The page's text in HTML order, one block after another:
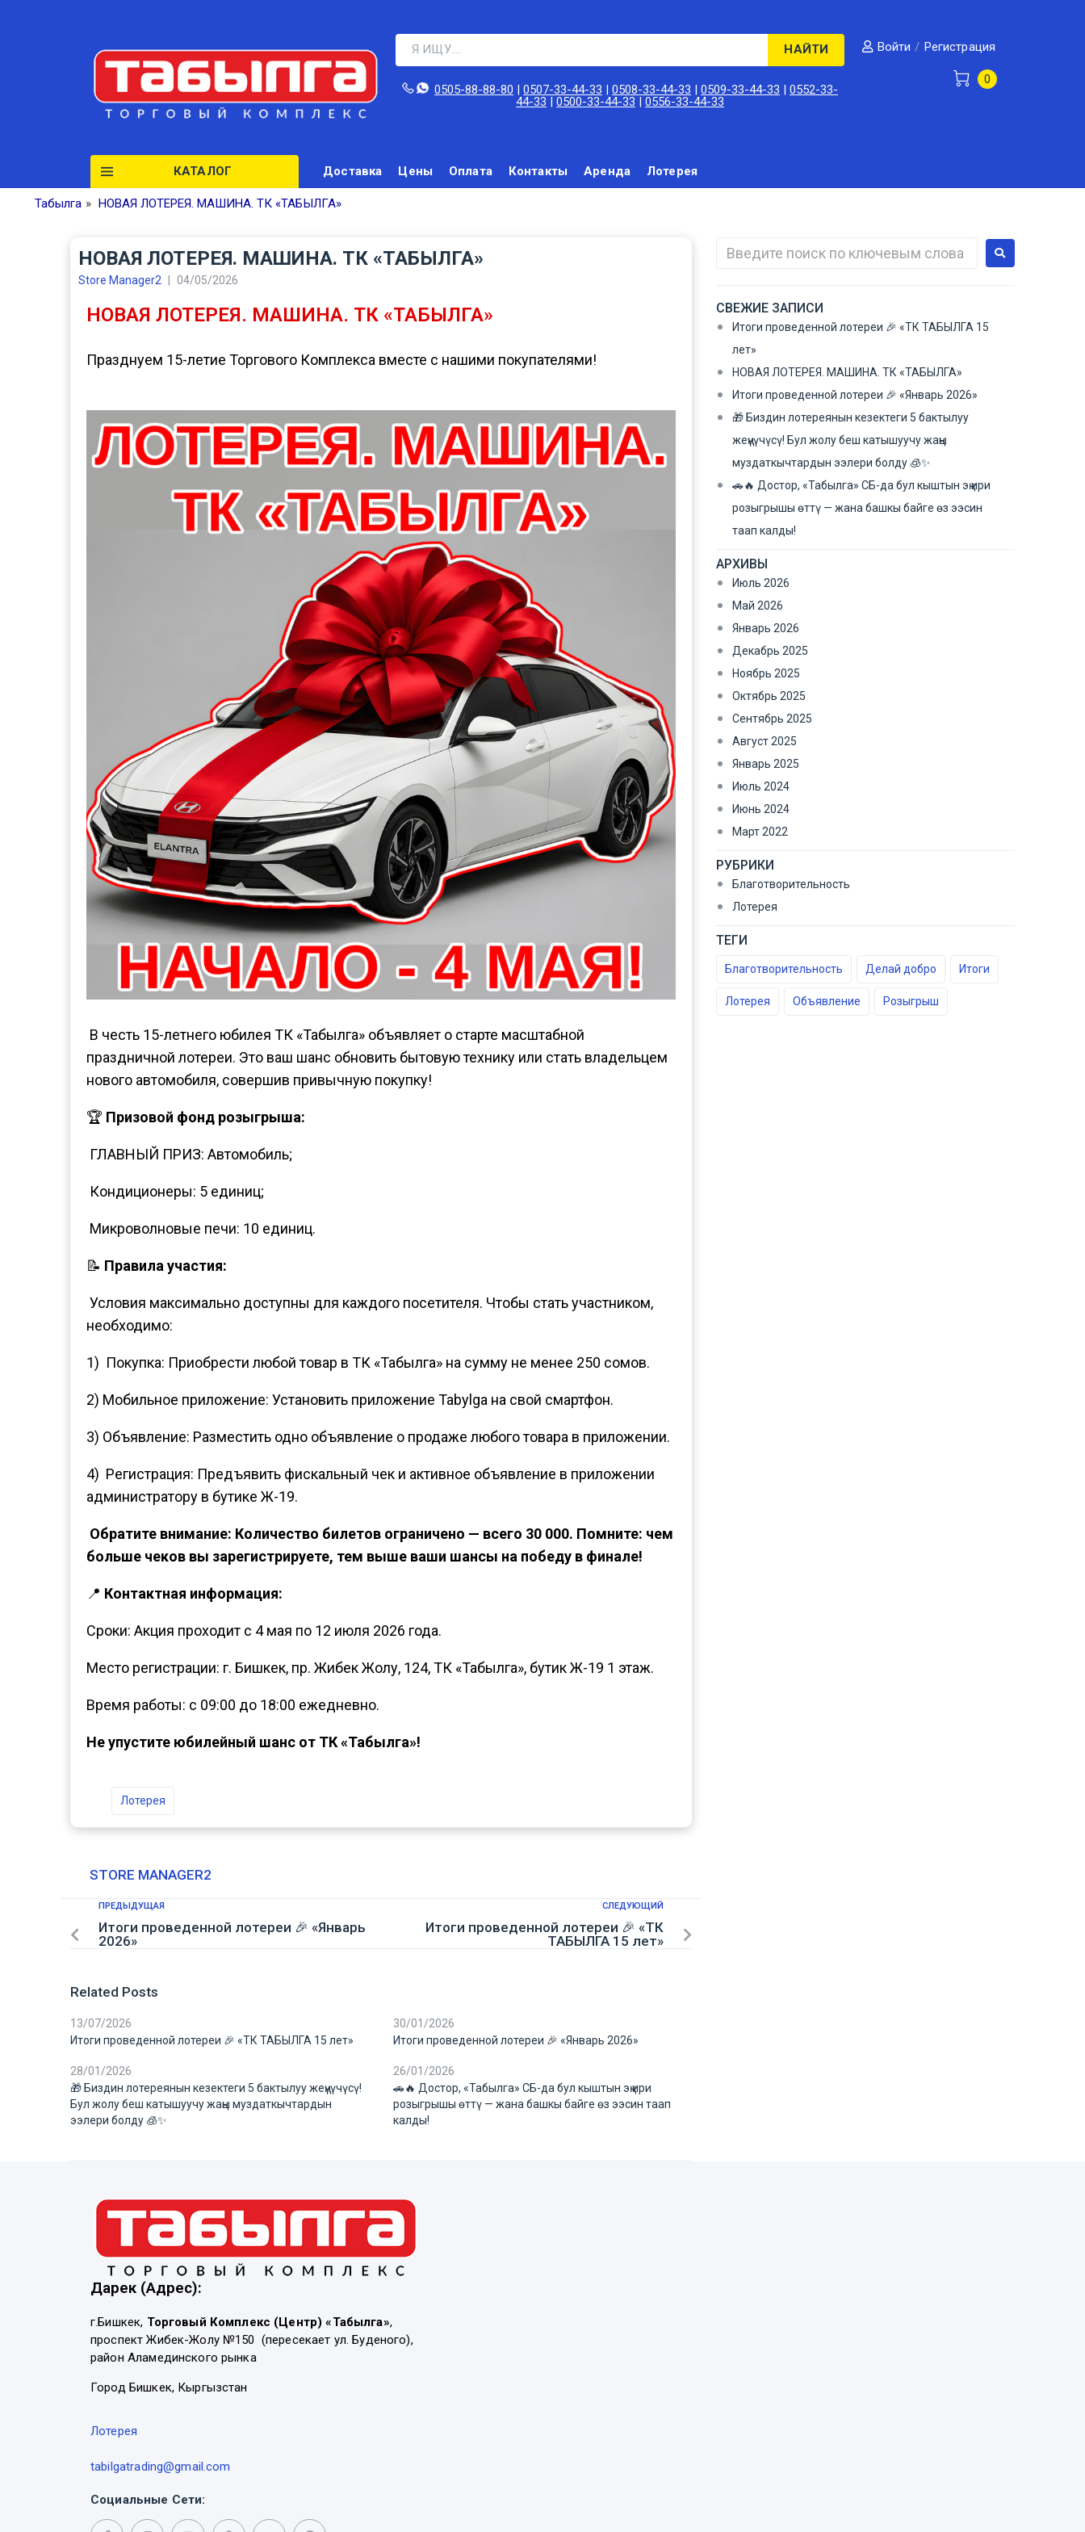
НАЙТИ
0505-88-88-80‬ |0507-33-44-33 |0508-33-44-33 |0509-33-44-33 |0552-33-
44-33 |0500-33-44-33 |0556-33-44-33
Войти / Регистрация
0
КАТАЛОГ Доставка Цены Оплата Контакты Аренда Лотерея
Табылга » НОВАЯ ЛОТЕРЕЯ. МАШИНА. ТК «ТАБЫЛГА»​
НОВАЯ ЛОТЕРЕЯ. МАШИНА. ТК «ТАБЫЛГА»​
Store Manager2 04/05/2026
НОВАЯ ЛОТЕРЕЯ. МАШИНА. ТК «ТАБЫЛГА»
Празднуем 15-летие Торгового Комплекса вместе с нашими покупателями!
В честь 15-летнего юбилея ТК «Табылга» объявляет о старте масштабной
праздничной лотереи. Это ваш шанс обновить бытовую технику или стать владельцем
нового автомобиля, совершив привычную покупку!
🏆 Призовой фонд розыгрыша:
ГЛАВНЫЙ ПРИЗ: Автомобиль;
Кондиционеры: 5 единиц;
Микроволновые печи: 10 единиц.
📝 Правила участия:
Условия максимально доступны для каждого посетителя. Чтобы стать участником,
необходимо:
1) Покупка: Приобрести любой товар в ТК «Табылга» на сумму не менее 250 сомов.
2) Мобильное приложение: Установить приложение Tabylga на свой смартфон.
3) Объявление: Разместить одно объявление о продаже любого товара в приложении.
4) Регистрация: Предъявить фискальный чек и активное объявление в приложении
администратору в бутике Ж-19.
Обратите внимание: Количество билетов ограничено — всего 30 000. Помните: чем
больше чеков вы зарегистрируете, тем выше ваши шансы на победу в финале!
📍 Контактная информация:
Сроки: Акция проходит с 4 мая по 12 июля 2026 года.
Место регистрации: г. Бишкек, пр. Жибек Жолу, 124, ТК «Табылга», бутик Ж-19 1 этаж.
Время работы: с 09:00 до 18:00 ежедневно.
Не упустите юбилейный шанс от ТК «Табылга»!
STORE MANAGER2
ПРЕДЫДУЩАЯ
Итоги проведенной лотереи 🎉 «Январь
2026»
СЛЕДУЮЩИЙ
Итоги проведенной лотереи 🎉 «ТК
ТАБЫЛГА 15 лет»
Related Posts
13/07/2026
Итоги проведенной лотереи 🎉 «ТК ТАБЫЛГА 15 лет»
30/01/2026
Итоги проведенной лотереи 🎉 «Январь 2026»
28/01/2026
🎁 Биздин лотереянын кезектеги 5 бактылуу жеңүүчүсү!
Бул жолу беш катышуучу жаңы муздаткычтардын
ээлери болду 🧊✨
26/01/2026
🚗🔥 Достор, «Табылга» СБ-да бул кыштын эң ири
розыгрышы өттү — жана башкы байге өз ээсин таап
калды!
СВЕЖИЕ ЗАПИСИ
Итоги проведенной лотереи 🎉 «ТК ТАБЫЛГА 15
лет»
НОВАЯ ЛОТЕРЕЯ. МАШИНА. ТК «ТАБЫЛГА»​
Итоги проведенной лотереи 🎉 «Январь 2026»
🎁 Биздин лотереянын кезектеги 5 бактылуу
жеңүүчүсү! Бул жолу беш катышуучу жаңы
муздаткычтардын ээлери болду 🧊✨
🚗🔥 Достор, «Табылга» СБ-да бул кыштын эң ири
розыгрышы өттү — жана башкы байге өз ээсин
таап калды!
АРХИВЫ
Июль 2026
Май 2026
Январь 2026
Декабрь 2025
Ноябрь 2025
Октябрь 2025
Сентябрь 2025
Август 2025
Январь 2025
Июль 2024
Июнь 2024
Март 2022
РУБРИКИ
Благотворительность
Лотерея
ТЕГИ
Благотворительность Делай добро Итоги
Лотерея Объявление Розыгрыш
Дарек (Адрес):
г.Бишкек, Торговый Комплекс (Центр) «Табылга»,
проспект Жибек-Жолу №150 (пересекает ул. Буденого),
район Аламединского рынка
Город Бишкек, Кыргызстан
Лотерея
tabilgatrading@gmail.com
Социальные Сети: